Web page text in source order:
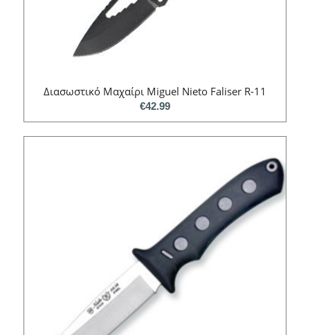
Διασωστικό Mαχαίρι Miguel Nieto Faliser R-11
€42.99